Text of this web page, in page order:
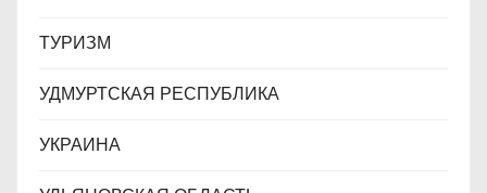
ТУРИЗМ
УДМУРТСКАЯ РЕСПУБЛИКА
УКРАИНА